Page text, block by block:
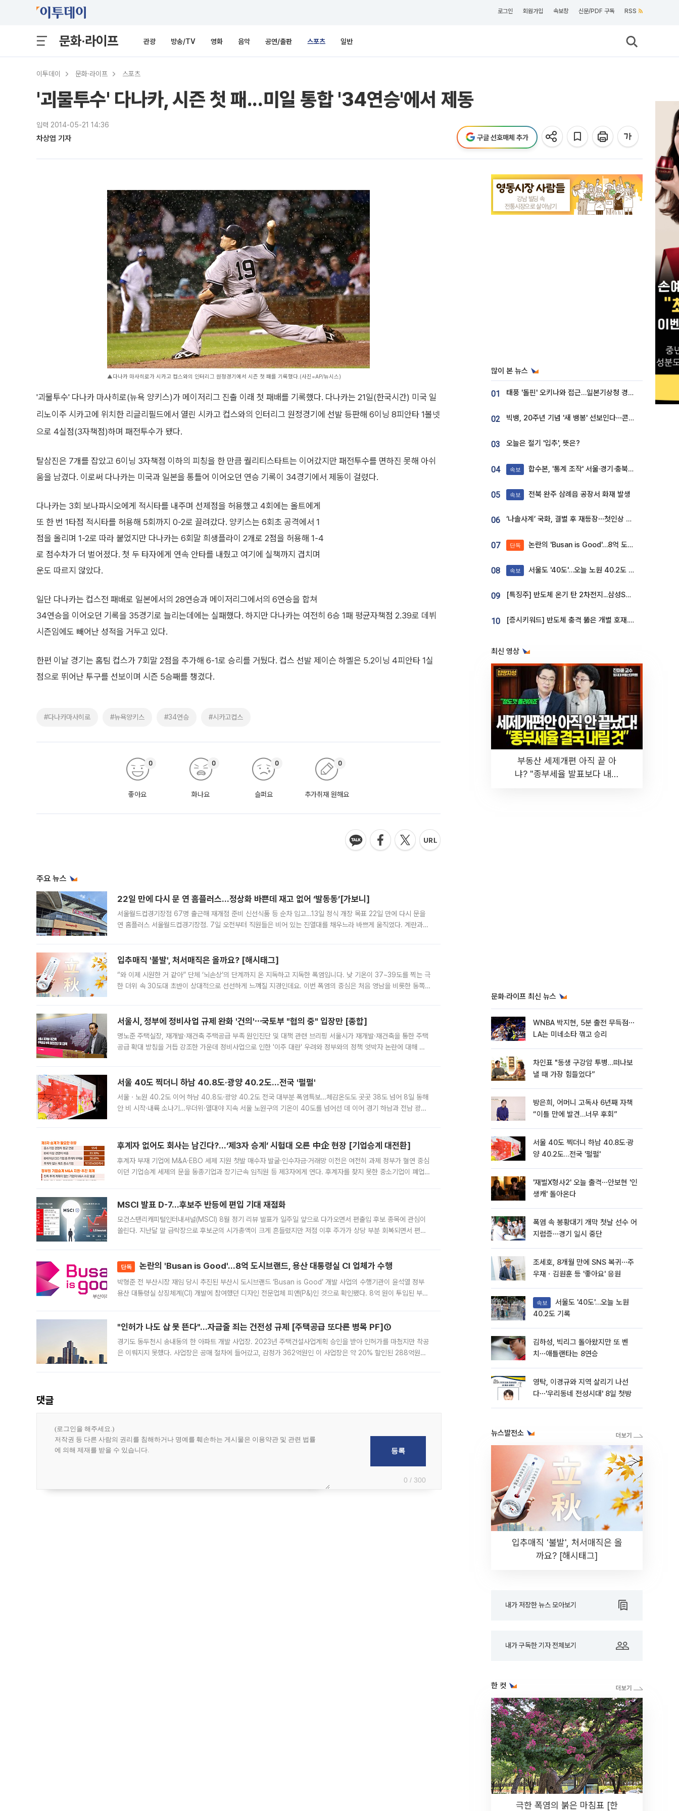
로그인 회원가입 속보창 신문/PDF 구독 RSS
문화·라이프 관광 방송/TV 영화 음악 공연/출판 스포츠 일반
이투데이 문화·라이프 스포츠
'괴물투수' 다나카, 시즌 첫 패...미일 통합 '34연승'에서 제동
입력 2014-05-21 14:36
차상엽 기자 구글 선호매체 추가
▲다나카 마사히로가 시카고 컵스와의 인터리그 원정경기에서 시즌 첫 패를 기록했다.(사진=AP/뉴시스)
'괴물투수' 다나카 마사히로(뉴욕 양키스)가 메이저리그 진출 이래 첫 패배를 기록했다. 다나카는 21일(한국시간) 미국 일
리노이주 시카고에 위치한 리글리필드에서 열린 시카고 컵스와의 인터리그 원정경기에 선발 등판해 6이닝 8피안타 1볼넷
으로 4실점(3자책점)하며 패전투수가 됐다.
탈삼진은 7개를 잡았고 6이닝 3자책점 이하의 피칭을 한 만큼 퀄리티스타트는 이어갔지만 패전투수를 면하진 못해 아쉬
움을 남겼다. 이로써 다나카는 미국과 일본을 통틀어 이어오던 연승 기록이 34경기에서 제동이 걸렸다.
다나카는 3회 보나파시오에게 적시타를 내주며 선제점을 허용했고 4회에는 올트에게
또 한 번 1타점 적시타를 허용해 5회까지 0-2로 끌려갔다. 양키스는 6회초 공격에서 1
점을 올리며 1-2로 따라 붙었지만 다나카는 6회말 희생플라이 2개로 2점을 허용해 1-4
로 점수차가 더 벌어졌다. 첫 두 타자에게 연속 안타를 내줬고 여기에 실책까지 겹치며
운도 따르지 않았다.
일단 다나카는 컵스전 패배로 일본에서의 28연승과 메이저리그에서의 6연승을 합쳐
34연승을 이어오던 기록을 35경기로 늘리는데에는 실패했다. 하지만 다나카는 여전히 6승 1패 평균자책점 2.39로 데뷔
시즌임에도 빼어난 성적을 거두고 있다.
한편 이날 경기는 홈팀 컵스가 7회말 2점을 추가해 6-1로 승리를 거뒀다. 컵스 선발 제이슨 하멜은 5.2이닝 4피안타 1실
점으로 뛰어난 투구를 선보이며 시즌 5승째를 챙겼다.
#다나카마사히로 #뉴욕양키스 #34연승 #시카고컵스
좋아요
0
화나요
0
슬퍼요
0
추가취재 원해요
0
주요 뉴스
22일 만에 다시 문 연 홈플러스…정상화 바쁜데 재고 없어 ‘발동동’[가보니]
서울월드컵경기장점 67명 출근해 재개점 준비 신선식품 등 순차 입고…13일 정식 개장 목표 22일 만에 다시 문을
연 홈플러스 서울월드컵경기장점. 7일 오전부터 직원들은 비어 있는 진열대를 채우느라 바쁘게 움직였다. 계란과
입추매직 '불발', 처서매직은 올까요? [해시태그]
“와 이제 시원한 거 같아” 단체 ‘뇌손상’의 단계까지 온 지독하고 지독한 폭염입니다. 낮 기온이 37~39도를 찍는 극
한 더위 속 30도대 초반이 상대적으로 선선하게 느껴질 지경인데요. 이번 폭염의 중심은 처음 영남을 비롯한 동쪽
서울시, 정부에 정비사업 규제 완화 '건의'⋯국토부 "협의 중" 입장만 [종합]
명노준 주택실장, 재개발·재건축 주택공급 부족 원인진단 및 대책 관련 브리핑 서울시가 재개발·재건축을 통한 주택
공급 확대 방침을 거듭 강조한 가운데 정비사업으로 인한 '이주 대란' 우려와 정부와의 정책 엇박자 논란에 대해 정
서울 40도 찍더니 하남 40.8도·광양 40.2도…전국 '펄펄'
서울ㆍ노원 40.2도 이어 하남 40.8도·광양 40.2도 전국 대부분 폭염특보…체감온도도 곳곳 38도 넘어 8일 동해
안 비 시작·내륙 소나기…무더위·열대야 지속 서울 노원구의 기온이 40도를 넘어선 데 이어 경기 하남과 전남 광양
후계자 없어도 회사는 남긴다?…‘제3자 승계’ 시험대 오른 中企 현장 [기업승계 대전환]
후계자 부재 기업에 M&A·EBO 세제 지원 첫발 매수자 발굴·인수자금·거래망 이전은 여전히 과제 정부가 혈연 중심
이던 기업승계 세제의 문을 동종기업과 장기근속 임직원 등 제3자에게 연다. 후계자를 찾지 못한 중소기업이 폐업
MSCI 발표 D-7…후보주 반등에 편입 기대 재점화
모건스탠리캐피털인터내셔널(MSCI) 8월 정기 리뷰 발표가 일주일 앞으로 다가오면서 편출입 후보 종목에 관심이
쏠린다. 지난달 말 급락장으로 후보군의 시가총액이 크게 흔들렸지만 저점 이후 주가가 상당 부분 회복되면서 편입
단독 논란의 'Busan is Good'…8억 도시브랜드, 용산 대통령실 CI 업체가 수행
박형준 전 부산시장 재임 당시 추진된 부산시 도시브랜드 ‘Busan is Good’ 개발 사업의 수행기관이 윤석열 정부
용산 대통령실 상징체계(CI) 개발에 참여했던 디자인 전문업체 피앤(P&)인 것으로 확인됐다. 8억 원이 투입된 부산
"인허가 나도 삽 못 뜬다"…자금줄 죄는 건전성 규제 [주택공급 또다른 병목 PF]①
경기도 동두천시 송내동의 한 아파트 개발 사업장. 2023년 주택건설사업계획 승인을 받아 인허가를 마쳤지만 착공
은 이뤄지지 못했다. 사업장은 공매 절차에 들어갔고, 감정가 362억원인 이 사업장은 약 20% 할인된 288억원에
댓글
0 / 300
많이 본 뉴스
01 태풍 '돌핀' 오키나와 접근…일본기상청 경로 업데이트
02 빅뱅, 20주년 기념 '새 뱅봉' 선보인다⋯콘서트 앞두고 팝업 개최
03 오늘은 절기 '입추', 뜻은?
04 속보 합수본, '통계 조작' 서울·경기·충북 선관위 등 추가 압수수색
05 속보 전북 완주 삼례읍 공장서 화재 발생
06 ‘나솔사계’ 국화, 결별 후 재등장⋯첫인상 투표 휩쓸고 ‘인기녀’ 등극
07 단독 논란의 'Busan is Good'…8억 도시브랜드, 용산 대통령실 CI 업체가 수행
08 속보 서울도 '40도'…오늘 노원 40.2도 기록
09 [특징주] 반도체 온기 탄 2차전지...삼성SDI, 장 초반 7% 넘게 껑충
10 [증시키워드] 반도체 충격 뚫은 개별 호재...포스코퓨처엠·에코프로·한화솔루션 '눈길'
최신 영상
부동산 세제개편 아직 끝 아
냐? "종부세율 발표보다 내릴
문화·라이프 최신 뉴스
WNBA 박지현, 5분 출전 무득점⋯
LA는 미네소타 꺾고 승리
차인표 "동생 구강암 투병…떠나보
낼 때 가장 힘들었다”
방은희, 어머니 고독사 6년째 자책
“이틀 만에 발견…너무 후회”
서울 40도 찍더니 하남 40.8도·광
양 40.2도…전국 '펄펄'
'재벌X형사2' 오늘 출격⋯안보현 '인
생캐' 돌아온다
폭염 속 봉황대기 개막 첫날 선수 어
지럼증⋯경기 일시 중단
조세호, 8개월 만에 SNS 복귀⋯주
우재ㆍ김원훈 등 '좋아요' 응원
속보
40.2도 기록
김하성, 빅리그 돌아왔지만 또 벤
치⋯애틀랜타는 8연승
영탁, 이경규와 지역 살리기 나선
다⋯'우리동네 전성시대' 8일 첫방
뉴스발전소
입추매직 '불발', 처서매직은 올
까요? [해시태그]
내가 저장한 뉴스 모아보기
내가 구독한 기자 전체보기
한 컷
극한 폭염의 붉은 마침표 [한